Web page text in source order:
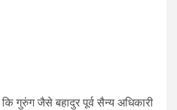
गुरुंग जैसे बहादुर पूर्व सैन्य अधिकारी